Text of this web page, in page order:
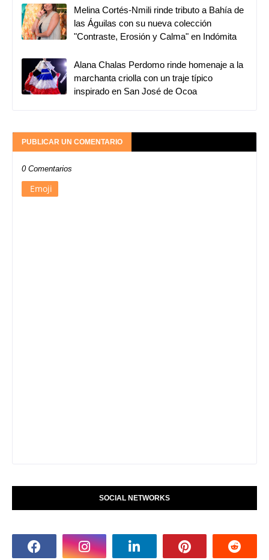
Melina Cortés-Nmili rinde tributo a Bahía de
las Águilas con su nueva colección
"Contraste, Erosión y Calma" en Indómita
Alana Chalas Perdomo rinde homenaje a la
marchanta criolla con un traje típico
inspirado en San José de Ocoa
PUBLICAR UN COMENTARIO
0 Comentarios
Emoji
SOCIAL NETWORKS